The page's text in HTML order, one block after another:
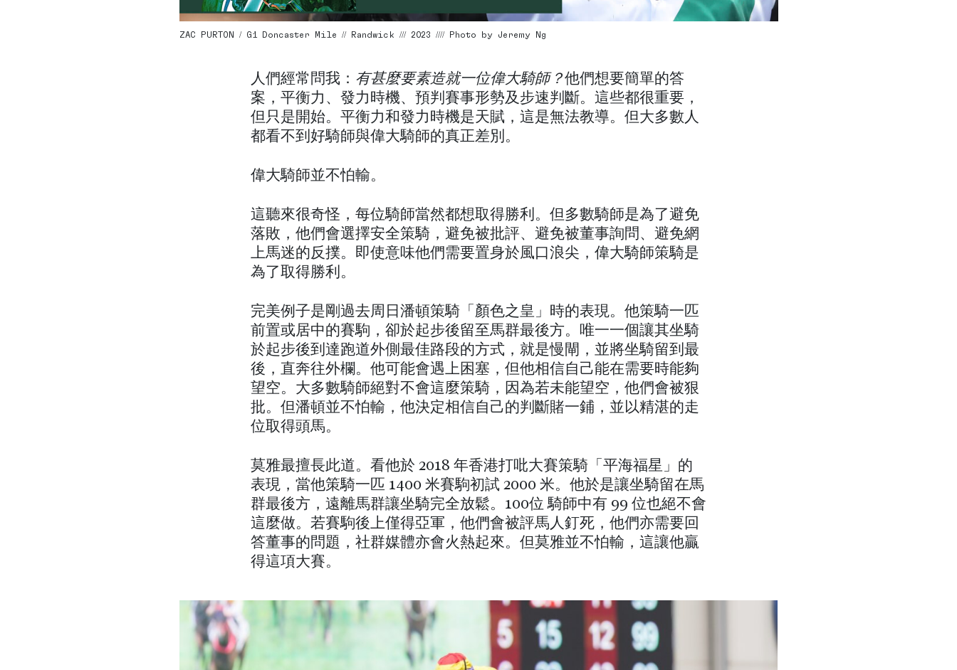
ZAC PURTON / G1 Doncaster Mile // Randwick /// 2023 //// Photo by Jeremy Ng
人們經常問我： 有甚麼要素造就一位偉大騎師？他們想要簡單的答
案，平衡力、發力時機、預判賽事形勢及步速判斷。這些都很重要，
但只是開始。平衡力和發力時機是天賦，這是無法教導。但大多數人
都看不到好騎師與偉大騎師的真正差別。
偉大騎師並不怕輸。
這聽來很奇怪，每位騎師當然都想取得勝利。但多數騎師是為了避免
落敗，他們會選擇安全策騎，避免被批評、避免被董事詢問、避免網
上馬迷的反撲。即使意味他們需要置身於風口浪尖，偉大騎師策騎是
為了取得勝利。
完美例子是剛過去周日潘頓策騎「顏色之皇」時的表現。他策騎一匹
前置或居中的賽駒，卻於起步後留至馬群最後方。唯一一個讓其坐騎
於起步後到達跑道外側最佳路段的方式，就是慢閘，並將坐騎留到最
後，直奔往外欄。他可能會遇上困塞，但他相信自己能在需要時能夠
望空。大多數騎師絕對不會這麼策騎，因為若未能望空，他們會被狠
批。但潘頓並不怕輸，他決定相信自己的判斷賭一鋪，並以精湛的走
位取得頭馬。
莫雅最擅長此道。看他於 2018 年香港打吡大賽策騎「平海福星」的
表現，當他策騎一匹 1400 米賽駒初試 2000 米。他於是讓坐騎留在馬
群最後方，遠離馬群讓坐騎完全放鬆。100位 騎師中有 99 位也絕不會
這麼做。若賽駒後上僅得亞軍，他們會被評馬人釘死，他們亦需要回
答董事的問題，社群媒體亦會火熱起來。但莫雅並不怕輸，這讓他贏
得這項大賽。